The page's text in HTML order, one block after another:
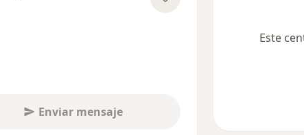
Enviar mensaje
Este